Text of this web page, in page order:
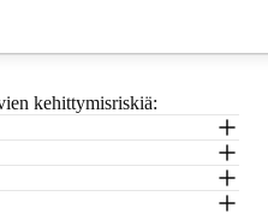
kehittymisriskiä: